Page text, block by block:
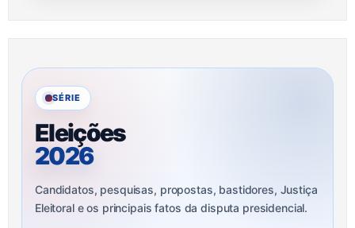
SÉRIE
Eleições
2026
Candidatos, pesquisas, propostas, bastidores, Justiça
Eleitoral e os principais fatos da disputa presidencial.